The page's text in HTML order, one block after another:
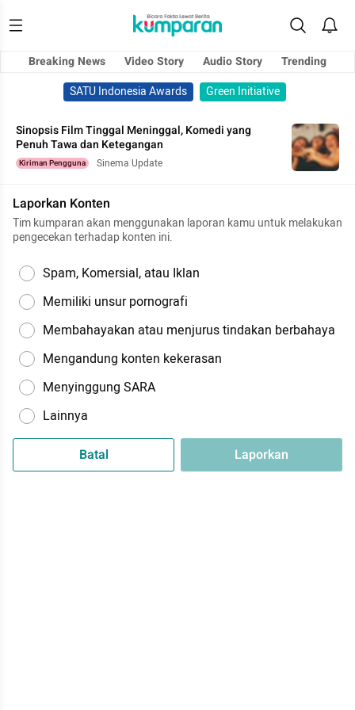
Breaking News Video Story Audio Story
Trending
SATU Indonesia Awards
Green Initiative
Sinopsis Film Tinggal Meninggal, Komedi yang
Penuh Tawa dan Ketegangan
Kiriman Pengguna Sinema Update
Laporkan Konten
Tim kumparan akan menggunakan laporan kamu untuk melakukan
pengecekan terhadap konten ini.
Spam, Komersial, atau Iklan
Memiliki unsur pornografi
Membahayakan atau menjurus tindakan berbahaya
Mengandung konten kekerasan
Menyinggung SARA
Lainnya
Batal Laporkan